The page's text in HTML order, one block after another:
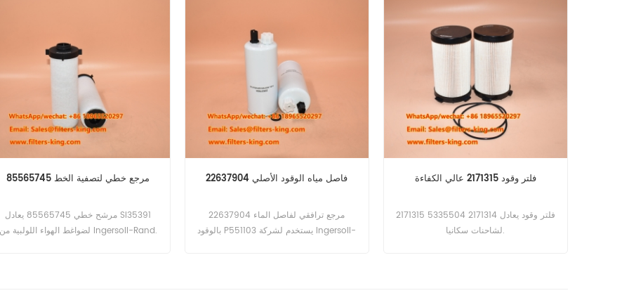
85565745 مرجع خطي لتصفية الخط
مرشح خطي 85565745 يعادل SI35391
لضواغط الهواء اللولبية من Ingersoll-Rand.
فاصل مياه الوقود الأصلي 22637904
22637904 مرجع ترافقي لفاصل الماء
بالوقود P551103 يستخدم لشركة Ingersoll-
فلتر وقود 2171315 عالي الكفاءة
2171315 فلتر وقود يعادل 2171314 5335504
لشاحنات سكانيا.